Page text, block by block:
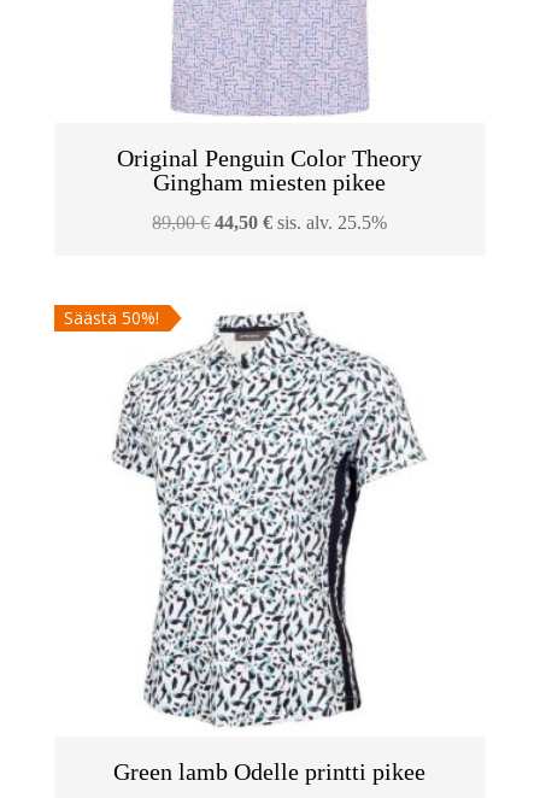
Original Penguin Color Theory
Gingham miesten pikee
89,00€ Alkuperäinen
89,00 €.
44,50€Nykyinen
44,50 €.
sis. alv. 25.5%
Säästä 50%!
Green lamb Odelle printti pikee